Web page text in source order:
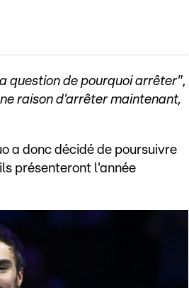
question de pourquoi arrêter",
raison d'arrêter maintenant,
a donc décidé de poursuivre
présenteront l'année